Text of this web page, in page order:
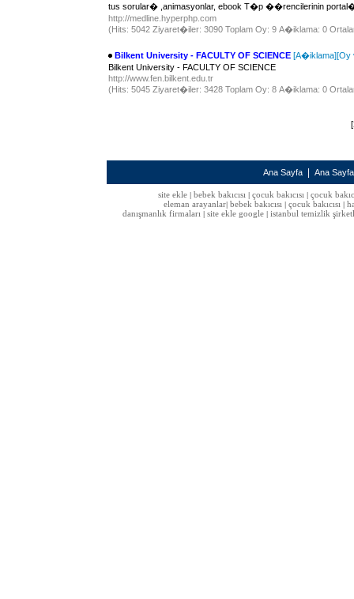
tus sorular� ,animasyonlar, ebook T�p ��rencilerinin
http://medline.hyperphp.com
(Hits: 5042 Ziyaret�iler: 3090 Toplam Oy: 9 A�iklama: 0
Bilkent University - FACULTY OF SCIENCE [A�iklama][Oy
Bilkent University - FACULTY OF SCIENCE
http://www.fen.bilkent.edu.tr
(Hits: 5045 Ziyaret�iler: 3428 Toplam Oy: 8 A�iklama: 0
[
Ana Sayfa Ana
site ekle| bebek bakıcısı| çocuk bakıcısı| çocuk
eleman arayanlar bebek bakıcısı çocuk bakıcısı
danışmanlık firmaları
site ekle google istanbul temizlik